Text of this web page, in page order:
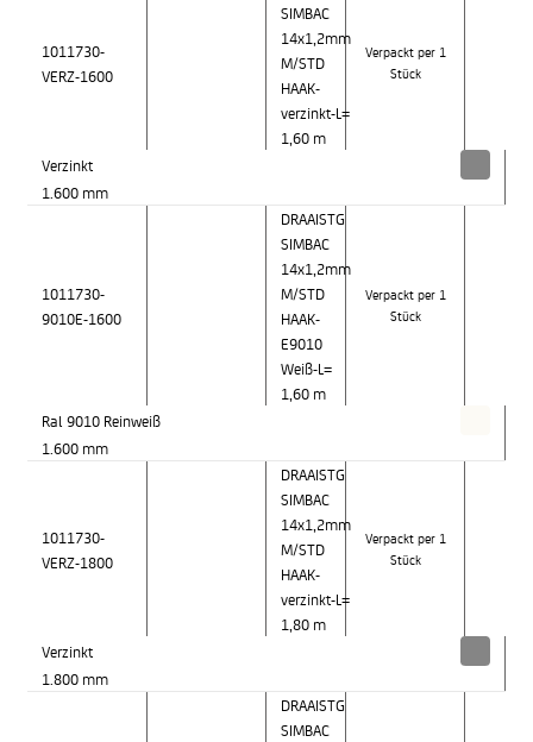
1011730-
VERZ-1600
SIMBAC
14x1,2mm
M/STD
HAAK-
verzinkt-L=
1,60 m
Verpackt per 1
Stück
Verzinkt
1.600 mm
1011730-
9010E-1600
DRAAISTG
SIMBAC
14x1,2mm
M/STD
HAAK-
E9010
Weiß-L=
1,60 m
Verpackt per 1
Stück
Ral 9010 Reinweiß
1.600 mm
1011730-
VERZ-1800
DRAAISTG
SIMBAC
14x1,2mm
M/STD
HAAK-
verzinkt-L=
1,80 m
Verpackt per 1
Stück
Verzinkt
1.800 mm
DRAAISTG
SIMBAC